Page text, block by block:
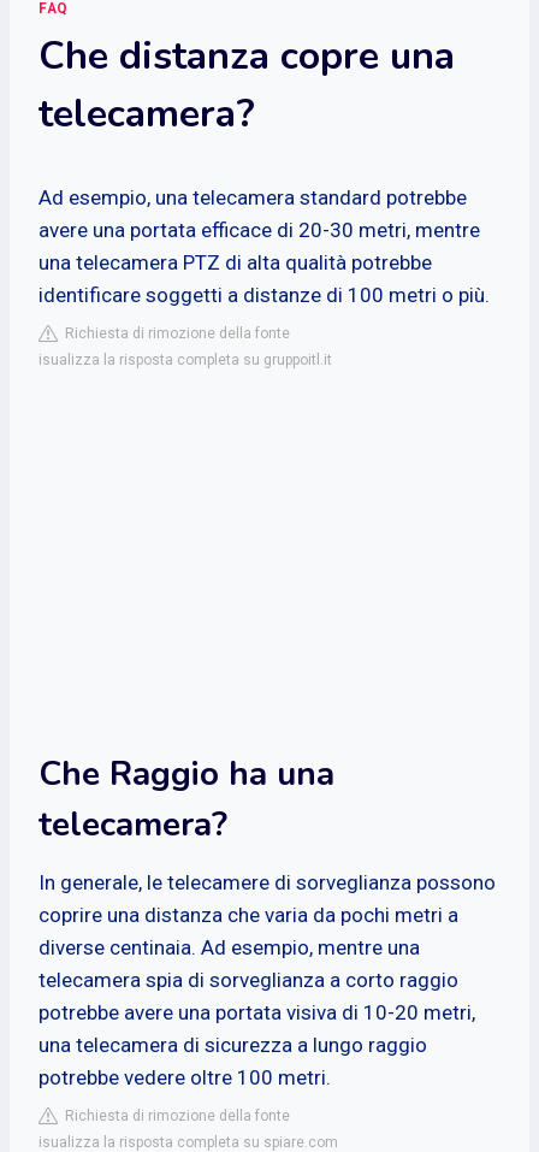
FAQ
Che distanza copre una
telecamera?
Ad esempio, una telecamera standard potrebbe
avere una portata efficace di 20-30 metri, mentre
una telecamera PTZ di alta qualità potrebbe
identificare soggetti a distanze di 100 metri o più.
Richiesta di rimozione della fonte
isualizza la risposta completa su gruppoitl.it
Che Raggio ha una
telecamera?
In generale, le telecamere di sorveglianza possono
coprire una distanza che varia da pochi metri a
diverse centinaia. Ad esempio, mentre una
telecamera spia di sorveglianza a corto raggio
potrebbe avere una portata visiva di 10-20 metri,
una telecamera di sicurezza a lungo raggio
potrebbe vedere oltre 100 metri.
Richiesta di rimozione della fonte
isualizza la risposta completa su spiare.com